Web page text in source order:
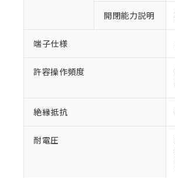
開閉能力説明
端子仕様
許容操作頻度
絶縁抵抗
耐電圧